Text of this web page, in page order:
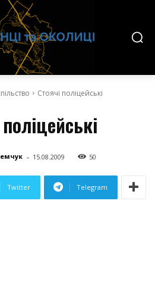
Стоячі поліцейські
- 15.08.2009 50
Twitter Telegram